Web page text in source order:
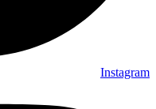
Instagram